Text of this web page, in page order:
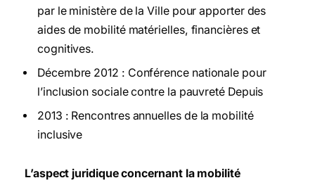
par le ministère de la Ville pour apporter des
aides de mobilité matérielles, financières et
cognitives.
Décembre 2012 : Conférence nationale pour
l’inclusion sociale contre la pauvreté Depuis
2013 : Rencontres annuelles de la mobilité
inclusive
L’aspect juridique concernant la mobilité